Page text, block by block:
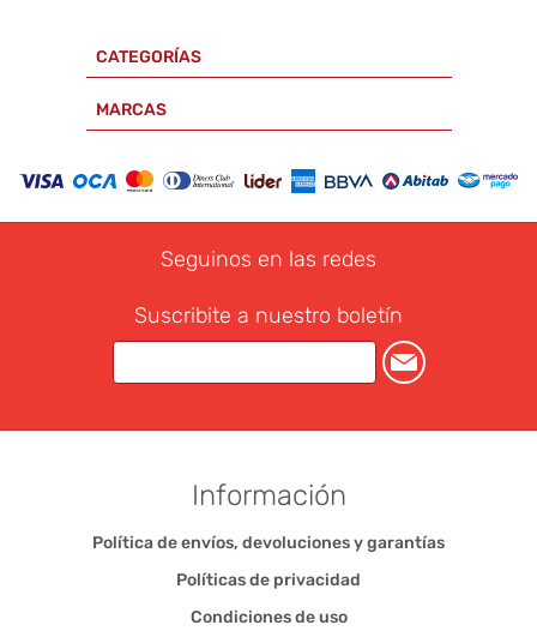
CATEGORÍAS
MARCAS
Seguinos en las redes
Suscribite a nuestro boletín
Información
Política de envíos, devoluciones y garantías
Políticas de privacidad
Condiciones de uso